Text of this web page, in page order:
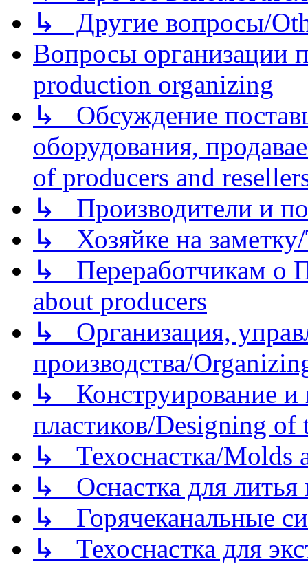
↳ Другие вопросы/
Вопросы организации
production organizing
↳ Обсуждение
оборудования,
of producers and
↳ Производители и
↳ Хозяйке на
↳ Переработчикам о
about producers
↳ Организация,
производства/
↳ Конструирование и
пластиков/Designing of
↳ Техоснастка/Molds
↳ Оснастка для литья
↳ Горячеканальные
↳ Техоснастка для